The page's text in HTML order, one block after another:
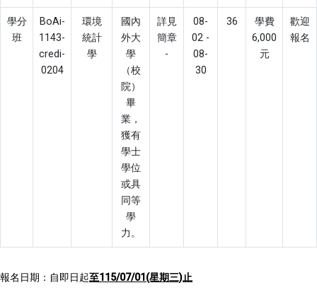
學分
班
BoAi-
1143-
credi-
0204
環境
統計
學
國內
外大
學
（校
院）
畢
業，
獲有
學士
學位
或具
同等
學
力。
詳見
簡章
-
08-
02 -
08-
30
36
學費
6,000
元
歡迎
報名
報名日期：自即日起至115/07/01(星期三)止